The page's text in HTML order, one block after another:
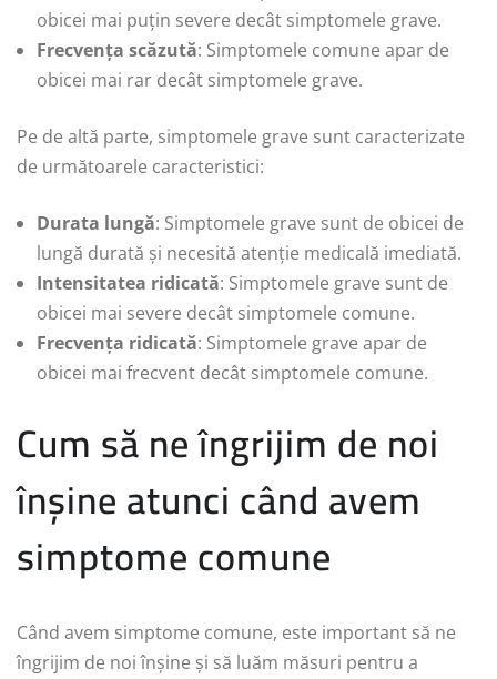
obicei mai puțin severe decât simptomele grave.
Frecvența scăzută: Simptomele comune apar de
obicei mai rar decât simptomele grave.
Pe de altă parte, simptomele grave sunt caracterizate
de următoarele caracteristici:
Durata lungă: Simptomele grave sunt de obicei de
lungă durată și necesită atenție medicală imediată.
Intensitatea ridicată: Simptomele grave sunt de
obicei mai severe decât simptomele comune.
Frecvența ridicată: Simptomele grave apar de
obicei mai frecvent decât simptomele comune.
Cum să ne îngrijim de noi
înșine atunci când avem
simptome comune
Când avem simptome comune, este important să ne
îngrijim de noi înșine și să luăm măsuri pentru a